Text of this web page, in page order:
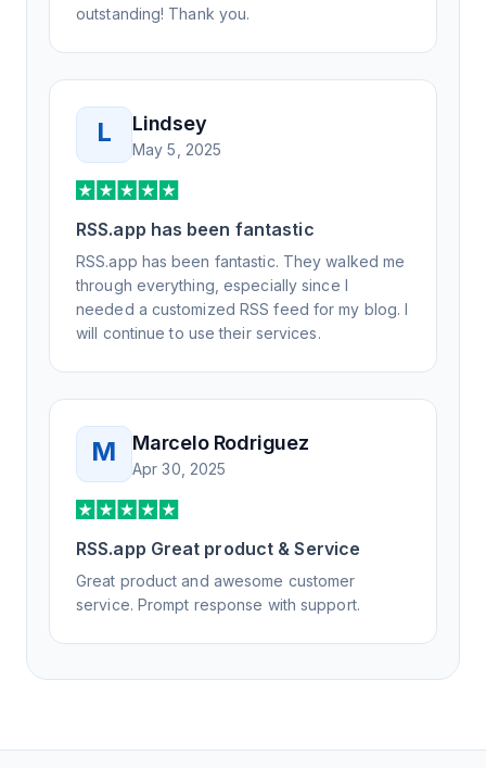
outstanding! Thank you.
L Lindsey
May 5, 2025
RSS.app has been fantastic
RSS.app has been fantastic. They walked me
through everything, especially since I
needed a customized RSS feed for my blog. I
will continue to use their services.
M Marcelo Rodriguez
Apr 30, 2025
RSS.app Great product & Service
Great product and awesome customer
service. Prompt response with support.